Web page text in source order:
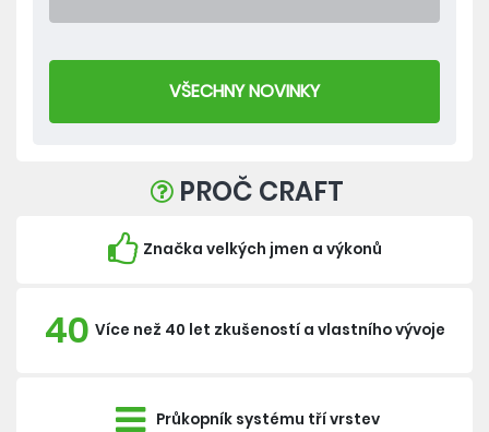
VŠECHNY NOVINKY
PROČ CRAFT
Značka velkých jmen a výkonů
40 Více než 40 let zkušeností a vlastního vývoje
Průkopník systému tří vrstev